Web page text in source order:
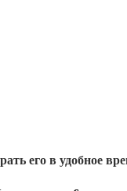
его в удобное